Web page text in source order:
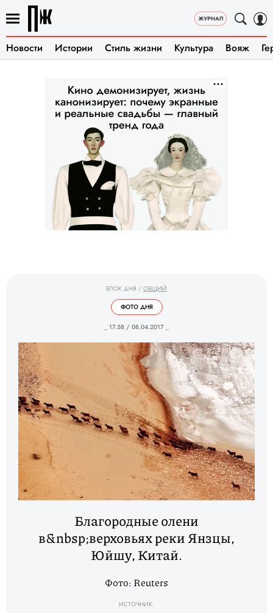
Новости Истории Стиль жизни Культура Вояж
БЛОК ДНЯ / ОБЩИЙ
ФОТО ДНЯ
_ 17.58 / 08.04.2017 _
Благородные олени
в&nbsp;верховьях реки Янзцы,
Юйшу, Китай.
Фото: Reuters
ИСТОЧНИК: